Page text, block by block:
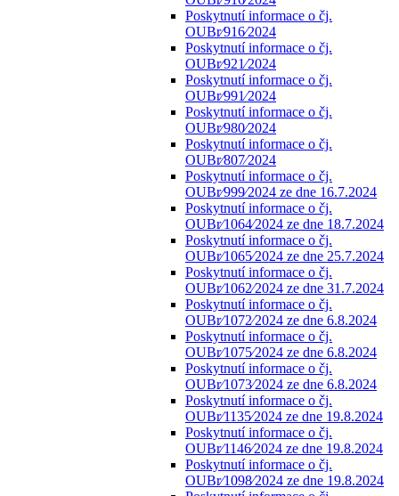
Poskytnutí informace o čj.
OUBr⁄916⁄2024
Poskytnutí informace o čj.
OUBr⁄921⁄2024
Poskytnutí informace o čj.
OUBr⁄991⁄2024
Poskytnutí informace o čj.
OUBr⁄980⁄2024
Poskytnutí informace o čj.
OUBr⁄807⁄2024
Poskytnutí informace o čj.
OUBr⁄999⁄2024 ze dne 16.7.2024
Poskytnutí informace o čj.
OUBr⁄1064⁄2024 ze dne 18.7.2024
Poskytnutí informace o čj.
OUBr⁄1065⁄2024 ze dne 25.7.2024
Poskytnutí informace o čj.
OUBr⁄1062⁄2024 ze dne 31.7.2024
Poskytnutí informace o čj.
OUBr⁄1072⁄2024 ze dne 6.8.2024
Poskytnutí informace o čj.
OUBr⁄1075⁄2024 ze dne 6.8.2024
Poskytnutí informace o čj.
OUBr⁄1073⁄2024 ze dne 6.8.2024
Poskytnutí informace o čj.
OUBr⁄1135⁄2024 ze dne 19.8.2024
Poskytnutí informace o čj.
OUBr⁄1146⁄2024 ze dne 19.8.2024
Poskytnutí informace o čj.
OUBr⁄1098⁄2024 ze dne 19.8.2024